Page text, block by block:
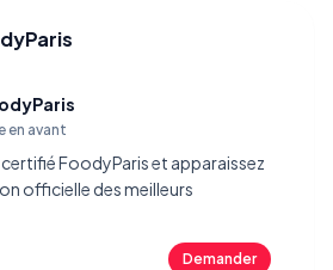
en avant
FoodyParis et apparaissez
officielle des meilleurs
Demander